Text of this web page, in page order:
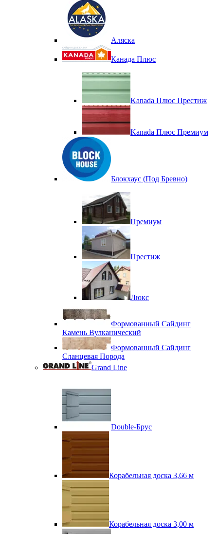
Аляска
Канада Плюс
Kanada Плюс Престиж
Kanada Плюс Премиум
Блокхаус (Под Бревно)
Премиум
Престиж
Люкс
Формованный Сайдинг
Камень Вулканический
Формованный Сайдинг
Сланцевая Порода
Grand Line
Double-Брус
Корабельная доска 3,66 м
Корабельная доска 3,00 м